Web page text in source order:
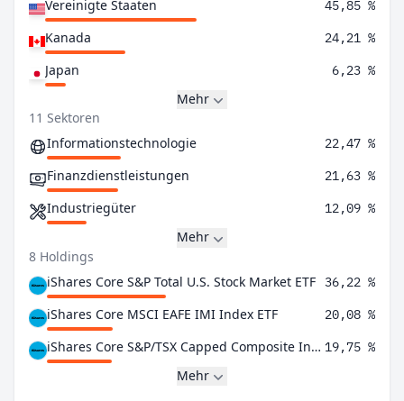
Vereinigte Staaten
45,85 %
Kanada 24,21 %
Japan 6,23 %
Mehr
11 Sektoren
Informationstechnologie
22,47 %
Finanzdienstleistungen 21,63 %
Industriegüter 12,09 %
Mehr
8 Holdings
iShares Core S&P Total U.S. Stock Market ETF 36,22 %
iShares Core MSCI EAFE IMI Index ETF 20,08 %
iShares Core S&P/TSX Capped Composite Index ETF 19,75 %
Mehr